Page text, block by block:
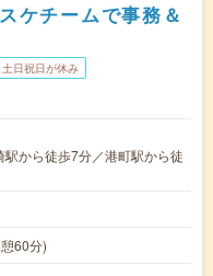
ケチームで事務＆
土日祝日が休み
から徒歩7分／港町駅から徒
60分)